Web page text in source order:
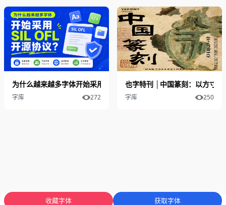
为什么越来越多字体开始采用 SIL OFL 开源协议？
字库 272
也字特刊 │中国篆刻：以方寸之
字库 250
收藏字体 获取字体